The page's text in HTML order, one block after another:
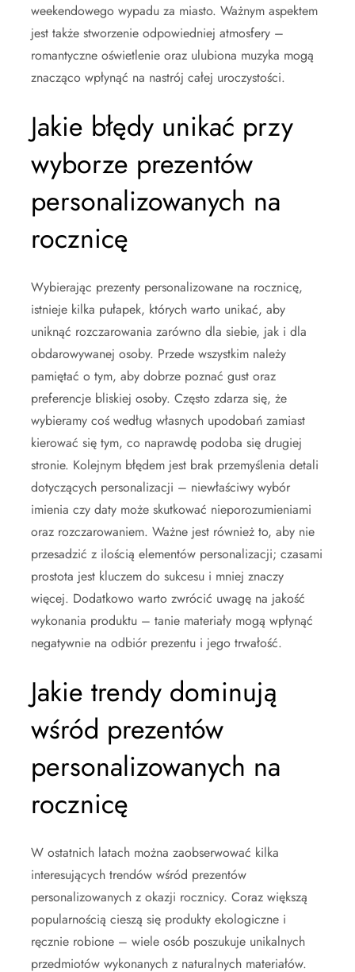
weekendowego wypadu za miasto. Ważnym aspektem
jest także stworzenie odpowiedniej atmosfery –
romantyczne oświetlenie oraz ulubiona muzyka mogą
znacząco wpłynąć na nastrój całej uroczystości.
Jakie błędy unikać przy
wyborze prezentów
personalizowanych na
rocznicę
Wybierając prezenty personalizowane na rocznicę,
istnieje kilka pułapek, których warto unikać, aby
uniknąć rozczarowania zarówno dla siebie, jak i dla
obdarowywanej osoby. Przede wszystkim należy
pamiętać o tym, aby dobrze poznać gust oraz
preferencje bliskiej osoby. Często zdarza się, że
wybieramy coś według własnych upodobań zamiast
kierować się tym, co naprawdę podoba się drugiej
stronie. Kolejnym błędem jest brak przemyślenia detali
dotyczących personalizacji – niewłaściwy wybór
imienia czy daty może skutkować nieporozumieniami
oraz rozczarowaniem. Ważne jest również to, aby nie
przesadzić z ilością elementów personalizacji; czasami
prostota jest kluczem do sukcesu i mniej znaczy
więcej. Dodatkowo warto zwrócić uwagę na jakość
wykonania produktu – tanie materiały mogą wpłynąć
negatywnie na odbiór prezentu i jego trwałość.
Jakie trendy dominują
wśród prezentów
personalizowanych na
rocznicę
W ostatnich latach można zaobserwować kilka
interesujących trendów wśród prezentów
personalizowanych z okazji rocznicy. Coraz większą
popularnością cieszą się produkty ekologiczne i
ręcznie robione – wiele osób poszukuje unikalnych
przedmiotów wykonanych z naturalnych materiałów.